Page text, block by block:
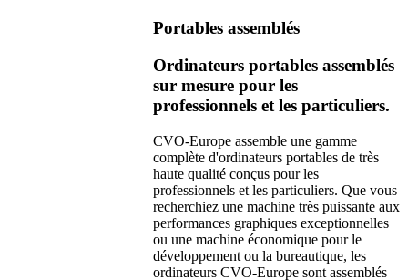
Portables assemblés
Ordinateurs portables assemblés
sur mesure pour les
professionnels et les particuliers.
CVO-Europe assemble une gamme
complète d'ordinateurs portables de très
haute qualité conçus pour les
professionnels et les particuliers. Que vous
recherchiez une machine très puissante aux
performances graphiques exceptionnelles
ou une machine économique pour le
développement ou la bureautique, les
ordinateurs CVO-Europe sont assemblés